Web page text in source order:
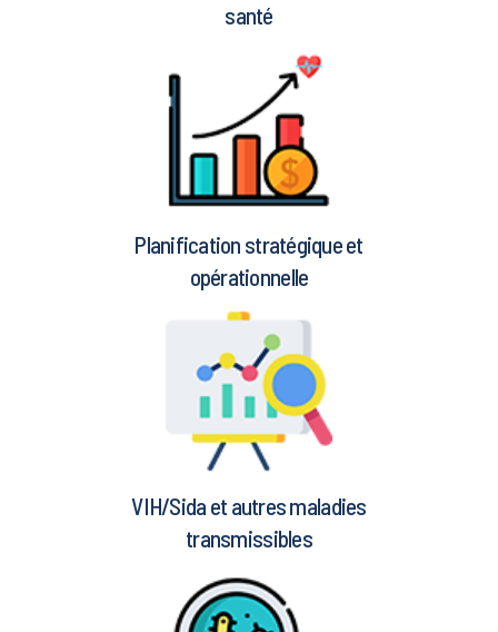
santé
Planification stratégique et
opérationnelle
VIH/Sida et autres maladies
transmissibles